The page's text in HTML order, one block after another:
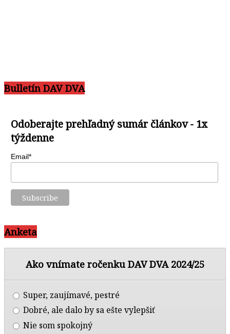
Bulletín DAV DVA
Odoberajte prehľadný sumár článkov - 1x
týždenne
Email*
Anketa
Ako vnímate ročenku DAV DVA 2024/25
Super, zaujímavé, pestré
Dobré, ale dalo by sa ešte vylepšiť
Nie som spokojný